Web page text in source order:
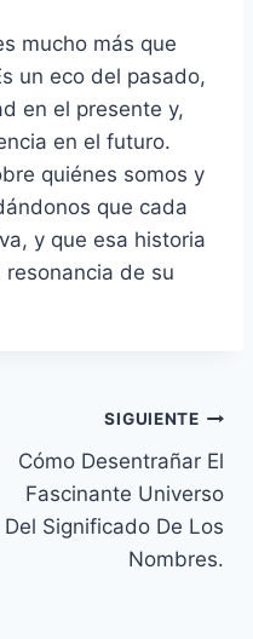
mucho más que
un eco del pasado,
en el presente y,
en el futuro.
quiénes somos y
que cada
y que esa historia
de su
SIGUIENTE
Cómo Desentrañar El
Fascinante Universo
Del Significado De Los
Nombres.